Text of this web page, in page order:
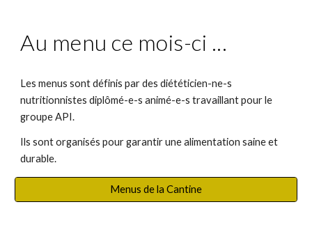
Au menu ce mois-ci ...
Les menus sont définis par des diététicien-ne-s
nutritionnistes diplômé-e-s animé-e-s travaillant pour le
groupe API.
Ils sont organisés pour garantir une alimentation saine et
durable.
Menus de la Cantine